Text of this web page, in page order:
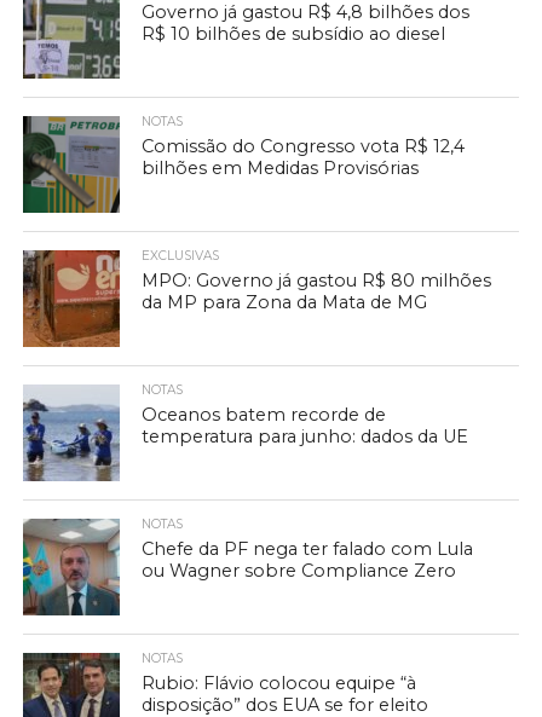
Governo já gastou R$ 4,8 bilhões dos
R$ 10 bilhões de subsídio ao diesel
NOTAS
Comissão do Congresso vota R$ 12,4
bilhões em Medidas Provisórias
EXCLUSIVAS
MPO: Governo já gastou R$ 80 milhões
da MP para Zona da Mata de MG
NOTAS
Oceanos batem recorde de
temperatura para junho: dados da UE
NOTAS
Chefe da PF nega ter falado com Lula
ou Wagner sobre Compliance Zero
NOTAS
Rubio: Flávio colocou equipe “à
disposição” dos EUA se for eleito